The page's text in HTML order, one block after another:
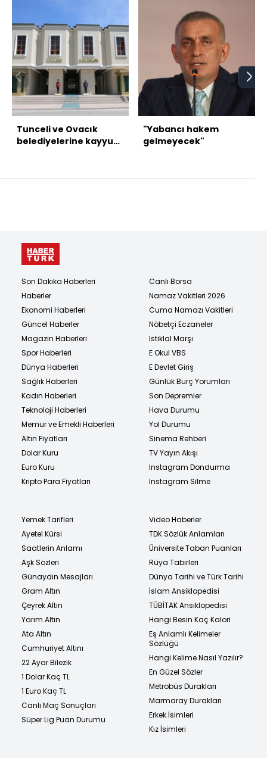
Tunceli ve Ovacık
belediyelerine kayyum
"Yabancı hakem
gelmeyecek"
Son Dakika Haberleri
Haberler
Ekonomi Haberleri
Güncel Haberler
Magazin Haberleri
Spor Haberleri
Dünya Haberleri
Sağlık Haberleri
Kadın Haberleri
Teknoloji Haberleri
Memur ve Emekli Haberleri
Altın Fiyatları
Dolar Kuru
Euro Kuru
Kripto Para Fiyatları
Canlı Borsa
Namaz Vakitleri 2026
Cuma Namazı Vakitleri
Nöbetçi Eczaneler
İstiklal Marşı
E Okul VBS
E Devlet Giriş
Günlük Burç Yorumları
Son Depremler
Hava Durumu
Yol Durumu
Sinema Rehberi
TV Yayın Akışı
Instagram Dondurma
Instagram Silme
Yemek Tarifleri
Ayetel Kürsi
Saatlerin Anlamı
Aşk Sözleri
Günaydın Mesajları
Gram Altın
Çeyrek Altın
Yarım Altın
Ata Altın
Cumhuriyet Altını
22 Ayar Bilezik
1 Dolar Kaç TL
1 Euro Kaç TL
Canlı Maç Sonuçları
Süper Lig Puan Durumu
Video Haberler
TDK Sözlük Anlamları
Üniversite Taban Puanları
Rüya Tabirleri
Dünya Tarihi ve Türk Tarihi
İslam Ansiklopedisi
TÜBİTAK Ansiklopedisi
Hangi Besin Kaç Kalori
Eş Anlamlı Kelimeler
Sözlüğü
Hangi Kelime Nasıl Yazılır?
En Güzel Sözler
Metrobüs Durakları
Marmaray Durakları
Erkek İsimleri
Kız İsimleri